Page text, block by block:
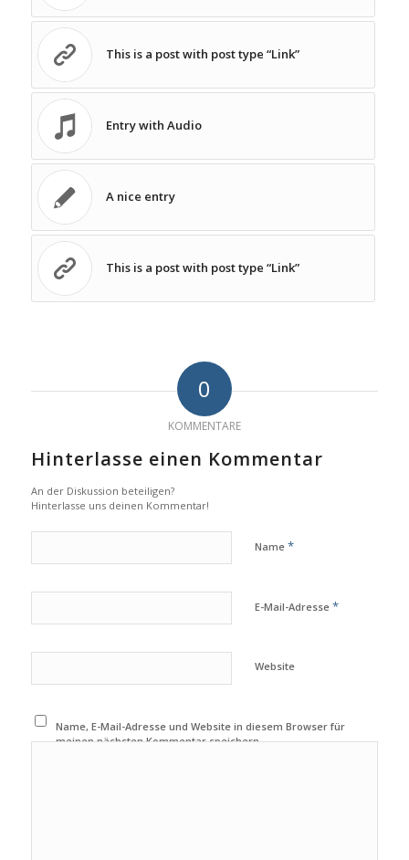
This is a post with post type “Link”
Entry with Audio
A nice entry
This is a post with post type “Link”
0
KOMMENTARE
Hinterlasse einen Kommentar
An der Diskussion beteiligen?
Hinterlasse uns deinen Kommentar!
Name *
E-Mail-Adresse *
Website
Name, E-Mail-Adresse und Website in diesem Browser für
meinen nächsten Kommentar speichern.